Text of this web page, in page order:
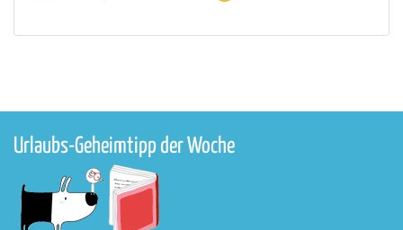
Urlaubs-Geheimtipp der Woche